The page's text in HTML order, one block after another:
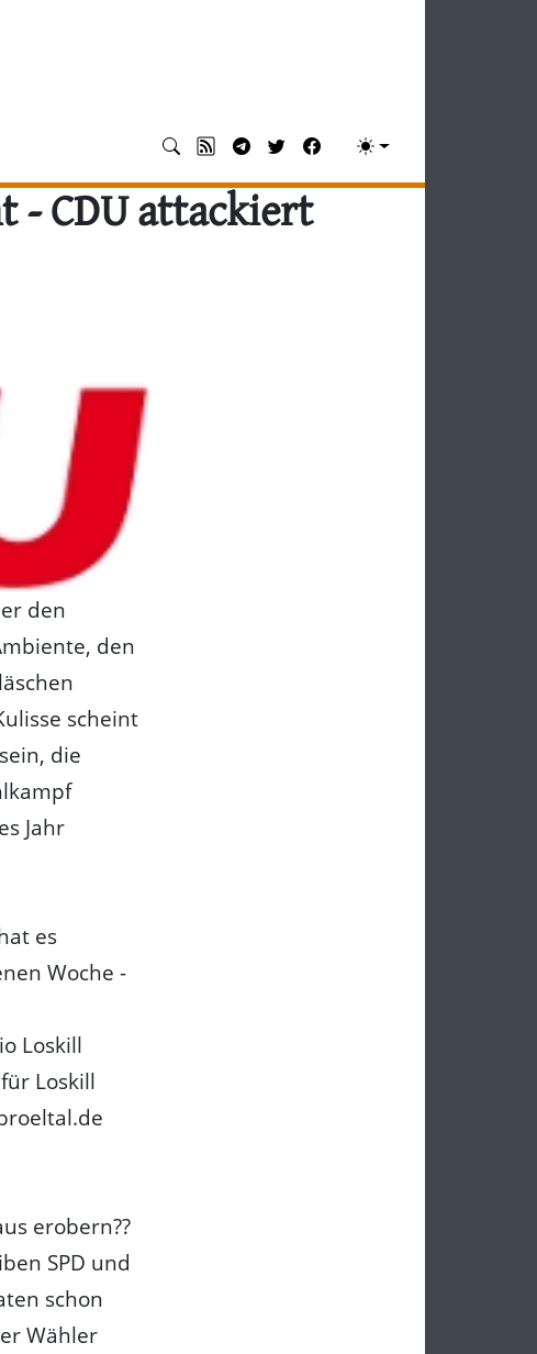
- CDU attackiert
den
den
scheint
die
Jahr
es
Woche -
Loskill
Loskill
erobern??
SPD und
schon
Wähler